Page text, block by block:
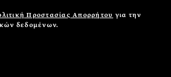
Προστασίας Απορρήτου για την
δεδομένων.